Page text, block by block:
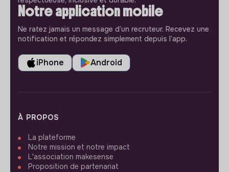
Notre application mobile
Ne ratez jamais un message d’un recruteur. Recevez une
notification et répondez simplement depuis l’app.
iPhone Android
À PROPOS
La plateforme
Notre mission et notre impact
L'association makesense
Proposition de partenariat